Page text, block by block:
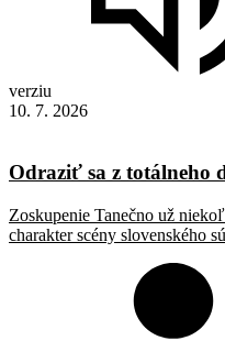
verziu
10. 7. 2026
Odraziť sa z totálneho
Zoskupenie Tanečno už
charakter scény slovenského